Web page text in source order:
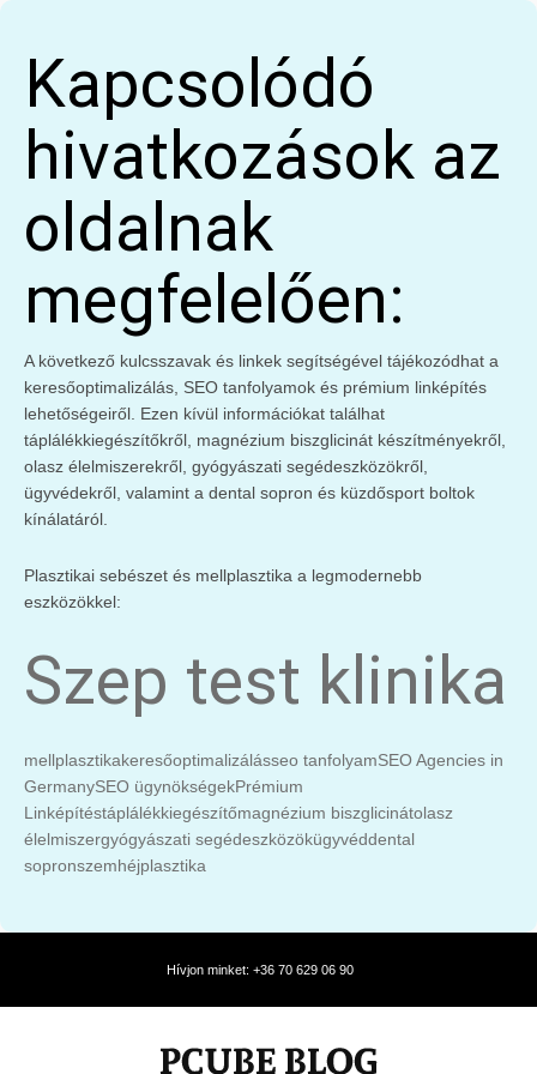
Kapcsolódó
hivatkozások az
oldalnak
megfelelően:
A következő kulcsszavak és linkek segítségével tájékozódhat a
keresőoptimalizálás, SEO tanfolyamok és prémium linképítés
lehetőségeiről. Ezen kívül információkat találhat
táplálékkiegészítőkről, magnézium biszglicinát készítményekről,
olasz élelmiszerekről, gyógyászati segédeszközökről,
ügyvédekről, valamint a dental sopron és küzdősport boltok
kínálatáról.
Plasztikai sebészet és mellplasztika a legmodernebb
eszközökkel:
Szep test klinika
mellplasztikakeresőoptimalizálásseo tanfolyamSEO Agencies in
GermanySEO ügynökségekPrémium
Linképítéstáplálékkiegészítőmagnézium biszglicinátolasz
élelmiszergyógyászati segédeszközökügyvéddental
sopronszemhéjplasztika
Hívjon minket: +36 70 629 06 90